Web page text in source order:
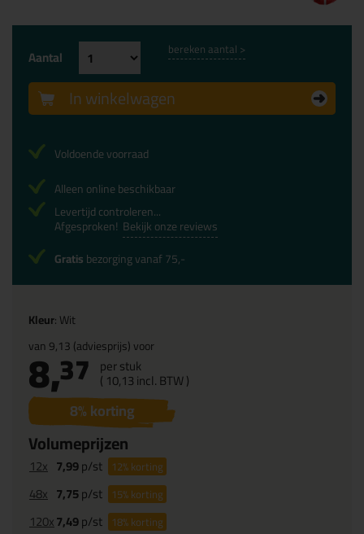
Kleur: Wit
van9,13(adviesprijs) voor
8,37 per stuk
( 10,13incl. BTW )
8% korting
Volumeprijzen
12x 7,99p/st 12%korting
48x 7,75p/st 15%korting
120x7,49p/st 18%korting
Aantal bereken aantal >
In winkelwagen
Voldoende voorraad
Alleen online beschikbaar
Levertijd controleren...
Afgesproken! Bekijk onze reviews
Gratisbezorging vanaf 75,-